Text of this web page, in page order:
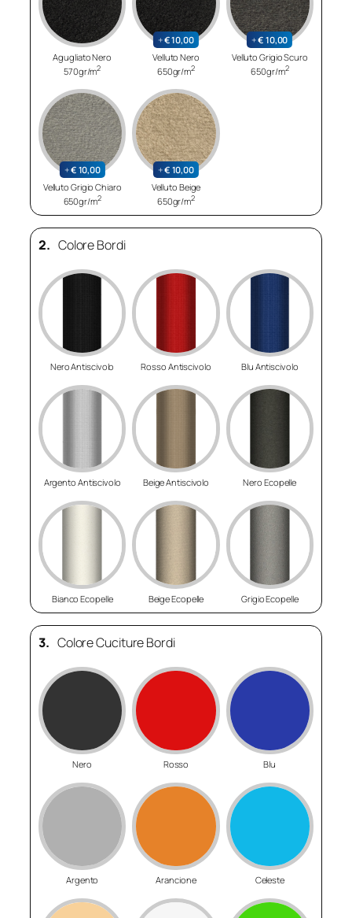
Agugliato Nero
570gr/m2
+€10,00
Velluto Nero
650gr/m2
+€ 10,00
Velluto Grigio Scuro
650gr/m2
+€ 10,00
Velluto Grigio Chiaro
650gr/m2
+€ 10,00
Velluto Beige
650gr/m2
2. Colore Bordi
Nero Antiscivolo Rosso Antiscivolo Blu Antiscivolo
Argento Antiscivolo Beige Antiscivolo Nero Ecopelle
Bianco Ecopelle Beige Ecopelle Grigio Ecopelle
3. Colore Cuciture Bordi
Nero Rosso Blu
Argento Arancione Celeste